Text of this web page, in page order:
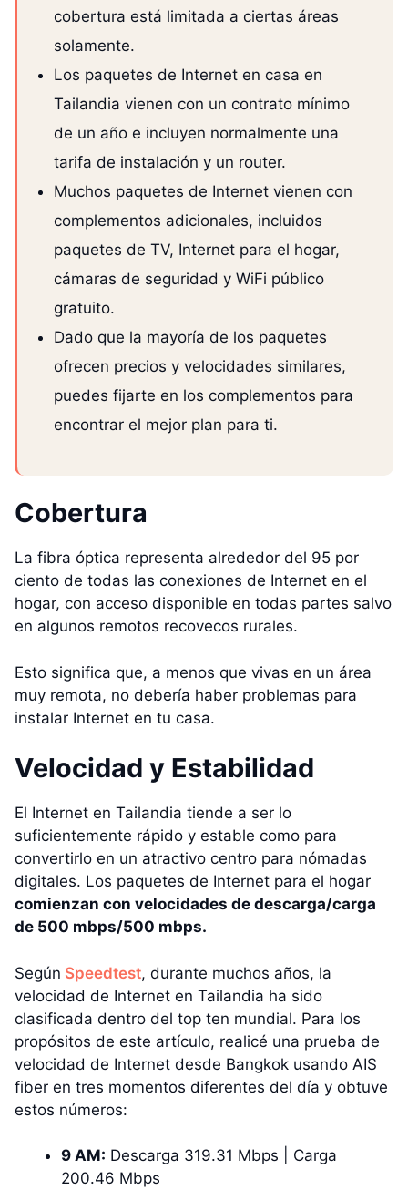
cobertura está limitada a ciertas áreas
solamente.
Los paquetes de Internet en casa en
Tailandia vienen con un contrato mínimo
de un año e incluyen normalmente una
tarifa de instalación y un router.
Muchos paquetes de Internet vienen con
complementos adicionales, incluidos
paquetes de TV, Internet para el hogar,
cámaras de seguridad y WiFi público
gratuito.
Dado que la mayoría de los paquetes
ofrecen precios y velocidades similares,
puedes fijarte en los complementos para
encontrar el mejor plan para ti.
Cobertura
La fibra óptica representa alrededor del 95 por
ciento de todas las conexiones de Internet en el
hogar, con acceso disponible en todas partes salvo
en algunos remotos recovecos rurales.
Esto significa que, a menos que vivas en un área
muy remota, no debería haber problemas para
instalar Internet en tu casa.
Velocidad y Estabilidad
El Internet en Tailandia tiende a ser lo
suficientemente rápido y estable como para
convertirlo en un atractivo centro para nómadas
digitales. Los paquetes de Internet para el hogar
comienzan con velocidades de descarga/carga
de 500 mbps/500 mbps.
Según Speedtest, durante muchos años, la
velocidad de Internet en Tailandia ha sido
clasificada dentro del top ten mundial. Para los
propósitos de este artículo, realicé una prueba de
velocidad de Internet desde Bangkok usando AIS
fiber en tres momentos diferentes del día y obtuve
estos números:
9 AM: Descarga 319.31 Mbps | Carga
200.46 Mbps